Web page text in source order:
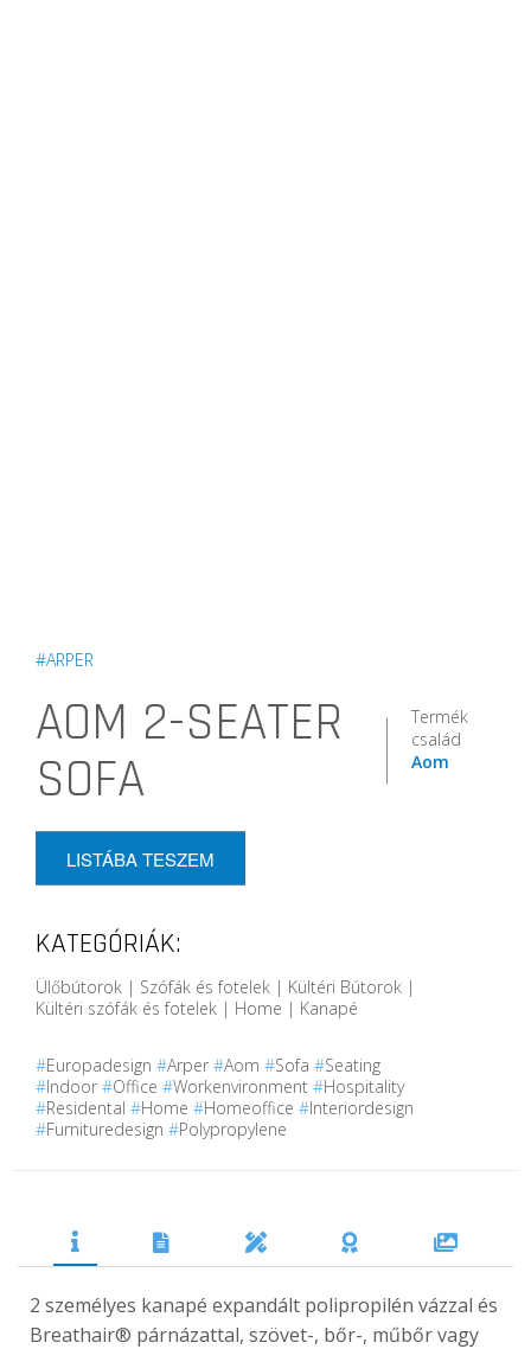
#ARPER
AOM 2-SEATER
SOFA
Termék
család
Aom
LISTÁBA TESZEM
KATEGÓRIÁK:
Ülőbútorok | Szófák és fotelek | Kültéri Bútorok |
Kültéri szófák és fotelek | Home | Kanapé
#Europadesign #Arper #Aom #Sofa #Seating
#Indoor #Office #Workenvironment #Hospitality
#Residental #Home #Homeoffice #Interiordesign
#Furnituredesign #Polypropylene
2 személyes kanapé expandált polipropilén vázzal és
Breathair® párnázattal, szövet-, bőr-, műbőr vagy